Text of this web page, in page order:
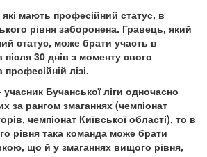
які мають професійний статус, в
рівня заборонена. Гравець, який
статус, може брати участь в
після 30 днів з моменту свого
лізі.
Бучанської ліги одночасно
за рангом змаганнях (чемпіонат
чемпіонат Київської області), то в
рівня така команда може брати
що й у змаганнях вищого рівня,